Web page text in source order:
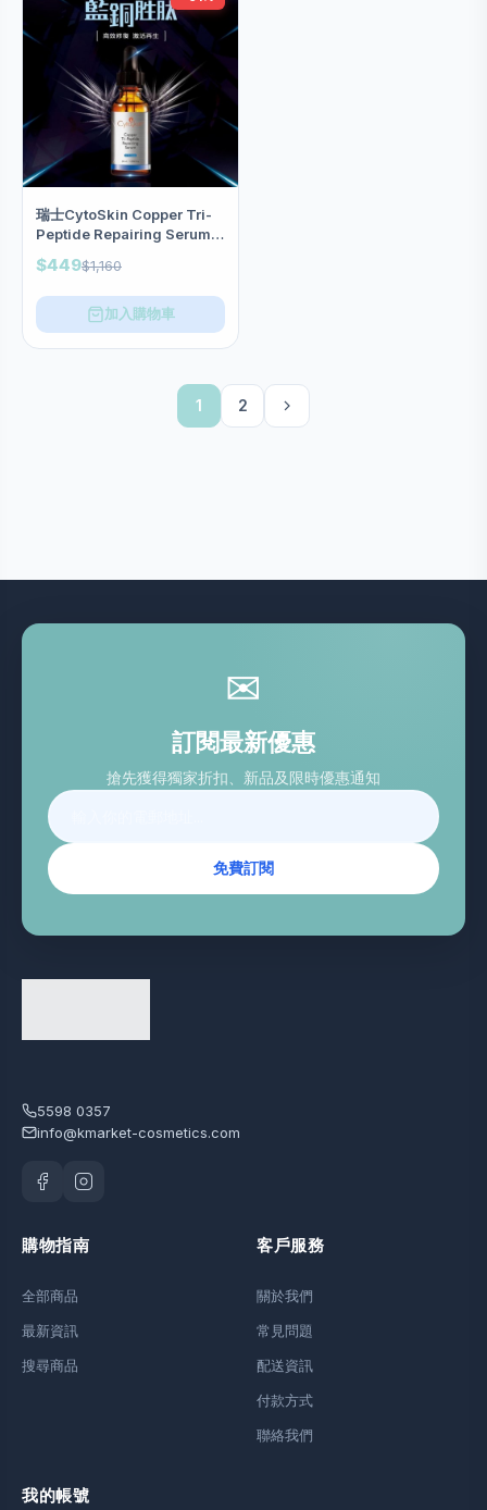
瑞士CytoSkin Copper Tri-
Peptide Repairing Serum藍
銅胜肽修護精華 30ml
$449$1,160
加入購物車
1 2
✉
訂閱最新優惠
搶先獲得獨家折扣、新品及限時優惠通知
免費訂閱
5598 0357
info@kmarket-cosmetics.com
購物指南
全部商品
最新資訊
搜尋商品
客戶服務
關於我們
常見問題
配送資訊
付款方式
聯絡我們
我的帳號